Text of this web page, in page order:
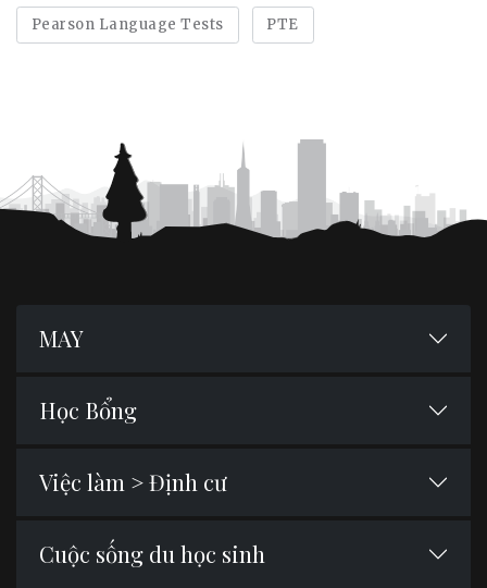
Pearson Language Tests PTE
MAY
Học Bổng
Việc làm > Định cư
Cuộc sống du học sinh